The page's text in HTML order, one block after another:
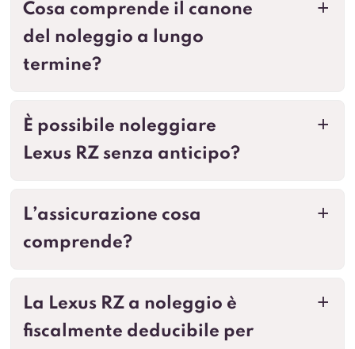
a
Cosa comprende il canone
del noleggio a lungo
termine?
a
È possibile noleggiare
Lexus RZ senza anticipo?
a
L’assicurazione cosa
comprende?
a
La Lexus RZ a noleggio è
fiscalmente deducibile per